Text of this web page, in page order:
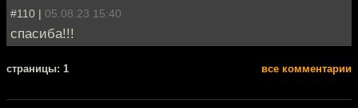
#110 | 05.08.23 15:40
спасиба!!!
cтраницы: 1 все комментарии